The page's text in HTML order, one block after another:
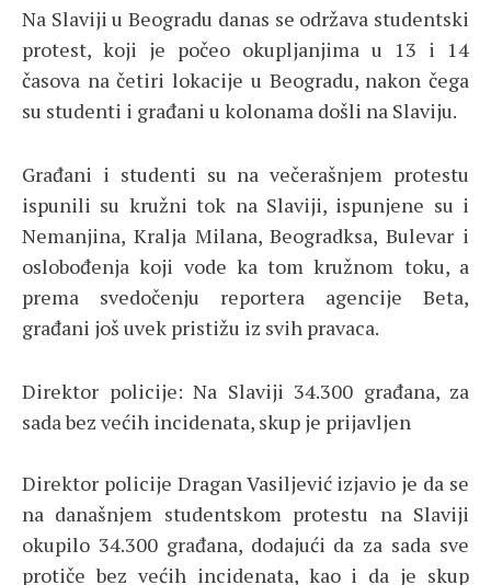
Na Slaviji u Beogradu danas se održava studentski
protest, koji je počeo okupljanjima u 13 i 14
časova na četiri lokacije u Beogradu, nakon čega
su studenti i građani u kolonama došli na Slaviju.
Građani i studenti su na večerašnjem protestu
ispunili su kružni tok na Slaviji, ispunjene su i
Nemanjina, Kralja Milana, Beogradksa, Bulevar i
oslobođenja koji vode ka tom kružnom toku, a
prema svedočenju reportera agencije Beta,
građani još uvek pristižu iz svih pravaca.
Direktor policije: Na Slaviji 34.300 građana, za
sada bez većih incidenata, skup je prijavljen
Direktor policije Dragan Vasiljević izjavio je da se
na današnjem studentskom protestu na Slaviji
okupilo 34.300 građana, dodajući da za sada sve
protiče bez većih incidenata, kao i da je skup